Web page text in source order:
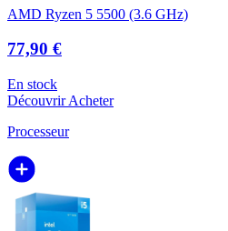
AMD Ryzen 5 5500 (3.6 GHz)
77,90 €
En stock
DécouvrirAcheter
Processeur